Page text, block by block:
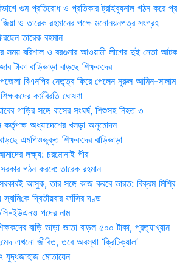
গুম প্রতিরোধ ও প্রতিকার ট্রাইব্যুনাল গঠন করে
ও তারেক রহমানের পক্ষে মনোনয়নপত্র সংগ্রহ
তারেক রহমান
সময় ব‌রিশাল ও বরগুনার আওয়ামী লীগের দুই নেতা আটক
টাকা বাড়িভাড়া বাড়ছে শিক্ষকদের
বিএনপির নেতৃত্ব ফিরে পেলেন নুরুল আমিন-সালাম
কর্মবিরতি ঘোষণা
গাড়ির সঙ্গে বাসের সংঘর্ষ, শিশুসহ নিহত ৩
কর্তৃপক্ষ অধ্যাদেশের খসড়া অনুমোদন
এমপিওভুক্ত শিক্ষকদের বাড়িভাড়া
লক্ষ্য: চরমোনাই পীর
গঠন করবে: তা‌রেক রহমান
আসুক, তার সঙ্গে কাজ করবে ভারত: বিক্রম মিশ্রি
দ্বিতীয়বার ফাঁসির দণ্ড
ইউএনও পদের নাম
বাড়ি ভাড়া ভাতা বাড়ল ৫০০ টাকা, প্রত্যাখ্যান
এখনো জীবিত, তবে অবস্থা ‘ক্রিটিক্যাল’
যুদ্ধজাহাজ মোতায়েন